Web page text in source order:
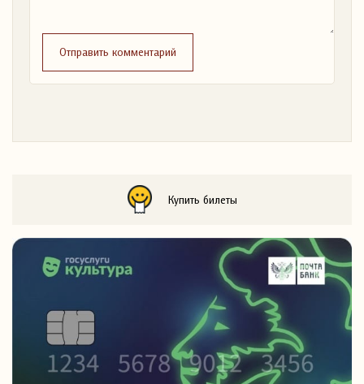
Отправить комментарий
Купить билеты